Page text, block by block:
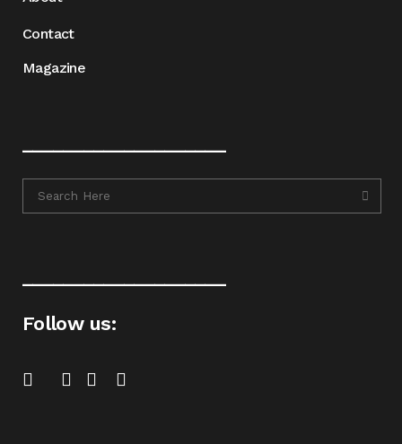
Contact
Magazine
Follow us: